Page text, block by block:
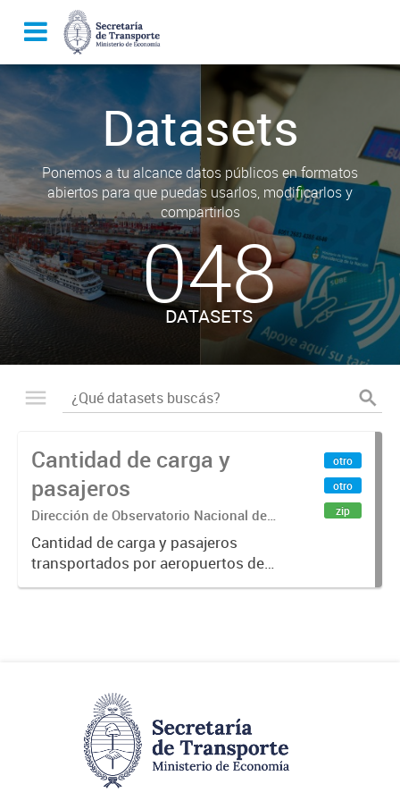
Datasets
Ponemos a tu alcance datos públicos en formatos
abiertos para que puedas usarlos, modificarlos y
compartirlos
048
DATASETS
Cantidad de carga y
pasajeros
Dirección de Observatorio Nacional de
Transporte
Cantidad de carga y pasajeros
transportados por aeropuertos de
la República Argentina. Fuente: Sig
otro
otro
zip